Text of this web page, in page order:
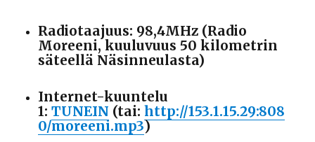
Radiotaajuus: 98,4MHz (Radio
Moreeni, kuuluvuus 50 kilometrin
säteellä Näsinneulasta)
Internet-kuuntelu
1:TUNEIN (tai:http://153.1.15.29:808
0/moreeni.mp3)